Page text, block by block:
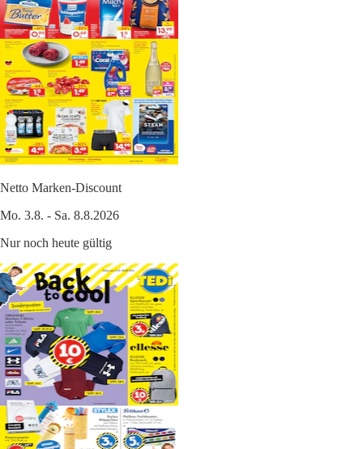
Netto Marken-Discount
Mo. 3.8. - Sa. 8.8.2026
Nur noch heute gültig